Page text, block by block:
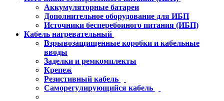
Аккумуляторные батареи
Дополнительное оборудование для ИБП
Источники бесперебоиного питания (ИБП)
Кабель нагревательный
Взрывозащищенные коробки и кабельные
вводы
Заделки и ремкомплекты
Крепеж
Резистивный кабель
Саморегулирующийся кабель